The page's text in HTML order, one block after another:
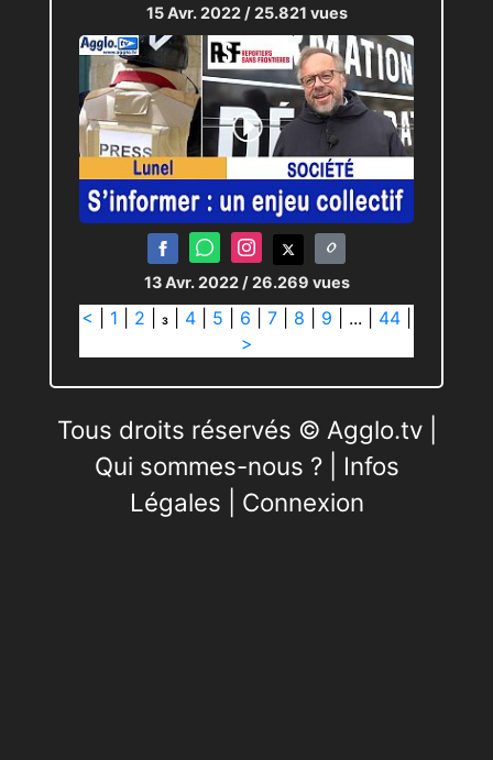
15 Avr. 2022 / 25.821 vues
13 Avr. 2022 / 26.269 vues
< 1 2 3 4 5 6 7 8 9 ... 44
>
Tous droits réservés © Agglo.tv |
Qui sommes-nous ?| Infos
Légales
Connexion